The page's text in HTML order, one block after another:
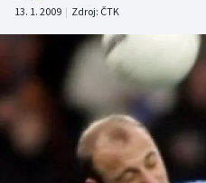
Atletika
Cyklistika
DALŠÍ SPORTY
Americký fotbal
NEPŘEHLÉDNĚTE
13. 1. 2009 | Zdroj: ČTK